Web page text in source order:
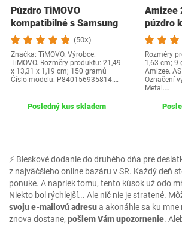
⚡ Bleskové dodanie do druhého dňa pre
z najväčšieho online bazáru v SR. Každý deň
ponuke. A napriek tomu, tento kúsok už odo
Niekto bol rýchlejší... Ale nič nie je stratené.
svoju e-mailovú adresua akonáhle sa ku
znova dostane, pošlem Vám upozornenie.
Púzdro TiMOVO
kompatibilné s Samsung
Galaxy Tab A9 8,7"…
(50×)
Značka: TiMOVO. Výrobce:
TiMOVO. Rozměry produktu: 21,49
x 13,31 x 1,19 cm; 150 gramů
Číslo modelu: P840156935814.…
Posledný kus skladem
Amizee
púzdro
Apple
Rozměry
1,63 cm; 9
Amizee.
Označení
Metal.…